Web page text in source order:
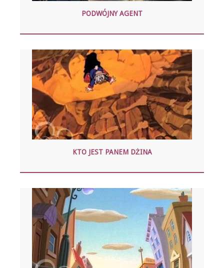
PODWÓJNY AGENT
KTO JEST PANEM DŻINA